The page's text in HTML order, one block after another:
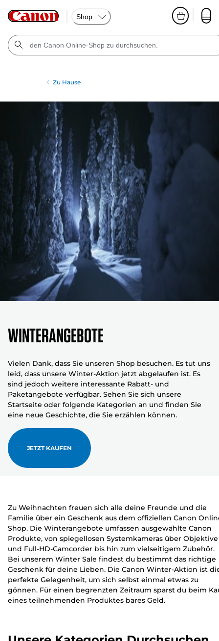
Shop
Zu Hause
WINTERANGEBOTE
Vielen Dank, dass Sie unseren Shop besuchen. Es tut uns
leid, dass unsere Winter-Aktion jetzt abgelaufen ist. Es
sind jedoch weitere interessante Rabatt- und
Paketangebote verfügbar. Sehen Sie sich unsere
Startseite oder folgende Kategorien an und finden Sie
eine neue Geschichte, die Sie erzählen können.
JETZT KAUFEN
Zu Weihnachten freuen sich alle deine Freunde und die
Familie über ein Geschenk aus dem offiziellen Canon
Shop. Die Winterangebote umfassen ausgewählte Canon
Produkte, von spiegellosen Systemkameras über Objektive
und Full-HD-Camcorder bis hin zum vielseitigem Zubehör.
Bei unserem Winter Sale findest du bestimmt das richtige
Geschenk für deine Lieben. Die Canon Winter-Aktion ist
perfekte Gelegenheit, um sich selbst einmal etwas zu
gönnen. Für einen begrenzten Zeitraum sparst du beim
eines teilnehmenden Produktes bares Geld.